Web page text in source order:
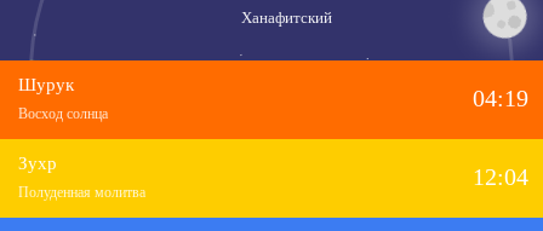
Ханафитский
Шурук
Восход солнца
04:19
Зухр
Полуденная молитва
12:04